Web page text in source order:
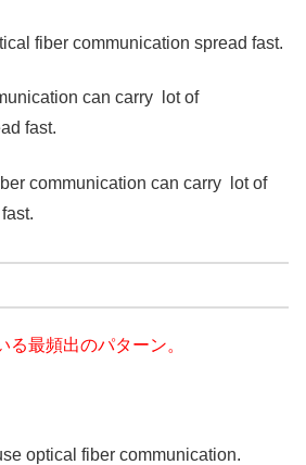
fiber communication spread fast.
can carry lot of
fast.
communication can carry lot of
最頻出のパターン。
optical fiber communication.